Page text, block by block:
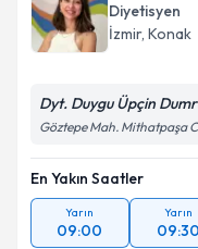
Diyetisyen
İzmir, Konak
Dyt. Duygu Üpçin
Göztepe Mah. Mithatpaşa
En Yakın Saatler
Yarın
09:00
Yarın
09:30